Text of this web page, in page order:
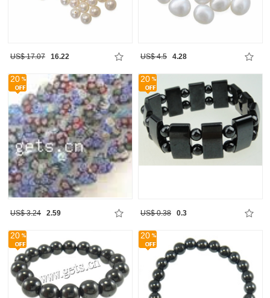
US$ 17.07 16.22 US$ 4.5 4.28
20
US$ 3.24 2.59
20
US$ 0.38 0.3
20 20